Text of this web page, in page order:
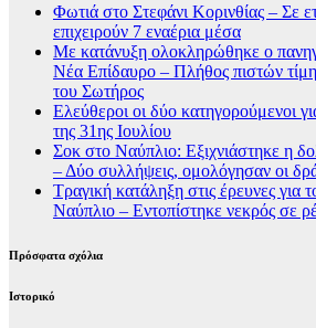
Φωτιά στο Στεφάνι Κορινθίας – Σε
επιχειρούν 7 εναέρια μέσα
Με κατάνυξη ολοκληρώθηκε ο
Νέα Επίδαυρο – Πλήθος πιστών
του Σωτήρος
Ελεύθεροι οι δύο κατηγορούμενοι
της 31ης Ιουλίου
Σοκ στο Ναύπλιο: Εξιχνιάστηκε η
– Δύο συλλήψεις, ομολόγησαν οι
Τραγική κατάληξη στις έρευνες για
Ναύπλιο – Εντοπίστηκε νεκρός σε
Πρόσφατα σχόλια
Ιστορικό